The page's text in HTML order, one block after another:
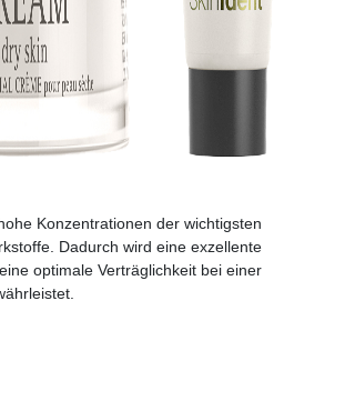
Konzentrationen der wichtigsten
Dadurch wird eine exzellente
optimale Verträglichkeit bei einer